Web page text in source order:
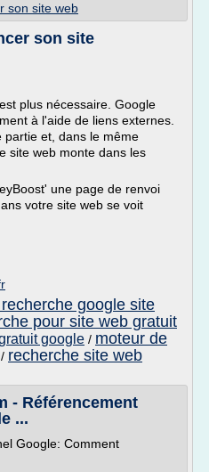
son site web
son site
plus nécessaire. Google
à l'aide de liens externes.
partie et, dans le même
site web monte dans les
une page de renvoi
votre site web se voit
google site
pour site web gratuit
google / moteur de
/ recherche site web
- Référencement
...
Google: Comment